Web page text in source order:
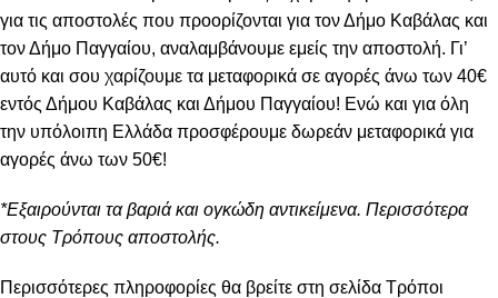
για τις αποστολές που προορίζονται για τον Δήμο Καβάλας και
τον Δήμο Παγγαίου, αναλαμβάνουμε εμείς την αποστολή. Γι’
αυτό και σου χαρίζουμε τα μεταφορικά σε αγορές άνω των 40€
εντός Δήμου Καβάλας και Δήμου Παγγαίου! Ενώ και για όλη
την υπόλοιπη Ελλάδα προσφέρουμε δωρεάν μεταφορικά για
αγορές άνω των 50€!
*Εξαιρούνται τα βαριά και ογκώδη αντικείμενα. Περισσότερα
στους Τρόπους αποστολής.
Περισσότερες πληροφορίες θα βρείτε στη σελίδα Τρόποι